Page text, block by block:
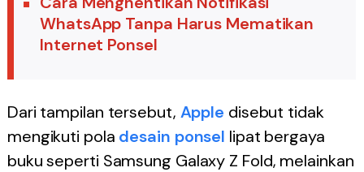
WhatsApp Tanpa Harus Mematikan
Internet Ponsel
Dari tampilan tersebut, Apple disebut tidak
mengikuti pola desain ponsel lipat bergaya
buku seperti Samsung Galaxy Z Fold, melainkan